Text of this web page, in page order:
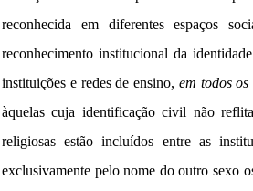
reconhecida em diferentes espaços
reconhecimento institucional da
instituições e redes de ensino, em todos
àquelas cuja identificação civil não
religiosas estão incluídos entre as
exclusivamente pelo nome do outro sexo